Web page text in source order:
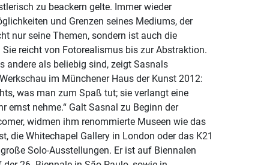
zu beackern gelte. Immer wieder
und Grenzen seines Mediums, der
nur seine Themen, sondern ist auch die
reicht von Fotorealismus bis zur Abstraktion.
andere als beliebig sind, zeigt Sasnals
im Münchener Haus der Kunst 2012:
was man zum Spaß tut; sie verlangt eine
Sasnal zu Beginn der
widmen ihm renommierte Museen wie das
die Whitechapel Gallery in London oder das K21
Solo-Ausstellungen. Er ist auf Biennalen